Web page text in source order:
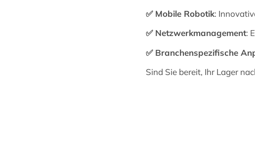
✅ Mobile Robotik:
✅ Netzwerkmanagement:
✅ Branchenspezifische
Sind Sie bereit, Ihr Lager